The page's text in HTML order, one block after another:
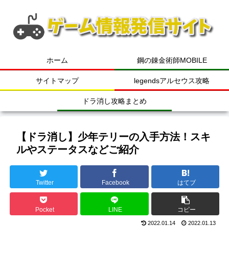
ホーム 鋼の錬金術師MOBILE
サイトマップ legendsアルセウス攻略
ドラ消し攻略まとめ
【ドラ消し】少年テリーの入手方法！スキ
ルやステータスなどご紹介
Twitter Facebook はてブ
Pocket LINE コピー
2022.01.14 2022.01.13